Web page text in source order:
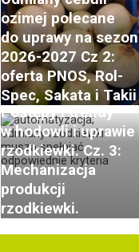
ozimej polecane
do uprawy na sezon
2026-2027 Cz 2:
oferta PNOS, Rol-
Spec, Sakata i Takii
Postępy i trendy
w hodowli i uprawie
rzodkiewki. Cz. 3:
Mechanizacja
produkcji
rzodkiewki.